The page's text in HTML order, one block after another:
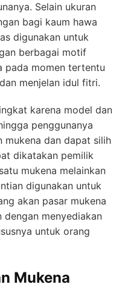
Selain ukuran
bagi kaum hawa
digunakan untuk
berbagai motif
pada momen tertentu
menjelan idul fitri.
karena model dan
penggunanya
mukena dan dapat silih
dikatakan pemilik
mukena melainkan
digunakan untuk
akan pasar mukena
menyediakan
untuk orang
Mukena